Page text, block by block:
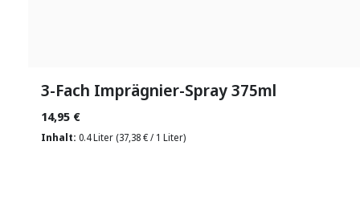
3-Fach Imprägnier-Spray 375ml
Inhalt: 0.4 Liter (37,38 € / 1 Liter)
14,95 €